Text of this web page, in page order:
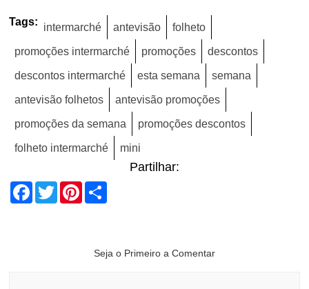
Tags: intermarché antevisão folheto
promoções intermarché promoções descontos
descontos intermarché esta semana semana
antevisão folhetos antevisão promoções
promoções da semana promoções descontos
folheto intermarché mini
Partilhar:
Facebook
TwitterPinterest
Seja o Primeiro a Comentar